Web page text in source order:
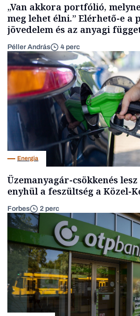
„Van akkora portfólió,
meg lehet élni.” Elérhető-e a
jövedelem és az anyagi
Péller András 4 perc
Energia
Üzemanyagár-csökkenés
enyhül a feszültség a Közel-
Forbes 2 perc